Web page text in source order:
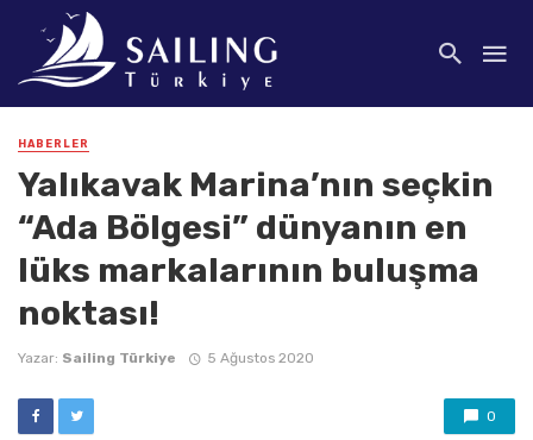
HABERLER
Yalıkavak Marina’nın seçkin
“Ada Bölgesi” dünyanın en
lüks markalarının buluşma
noktası!
Yazar: Sailing Türkiye 5 Ağustos 2020
0